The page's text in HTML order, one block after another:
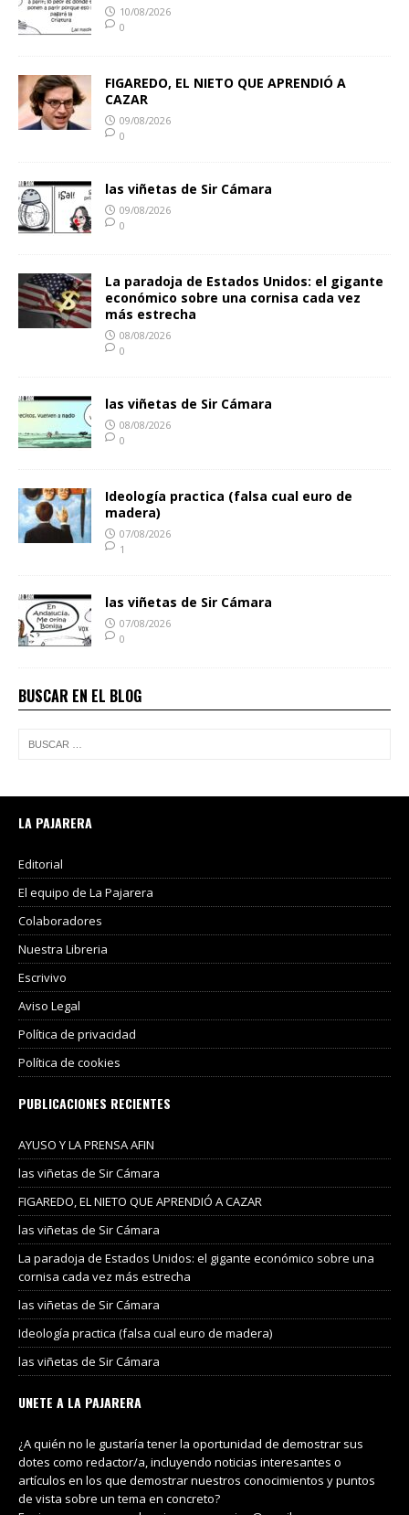
10/08/2026
0
FIGAREDO, EL NIETO QUE APRENDIÓ A
CAZAR
09/08/2026
0
las viñetas de Sir Cámara
09/08/2026
0
La paradoja de Estados Unidos: el gigante
económico sobre una cornisa cada vez
más estrecha
08/08/2026
0
las viñetas de Sir Cámara
08/08/2026
0
Ideología practica (falsa cual euro de
madera)
07/08/2026
1
las viñetas de Sir Cámara
07/08/2026
0
BUSCAR EN EL BLOG
LA PAJARERA
Editorial
El equipo de La Pajarera
Colaboradores
Nuestra Libreria
Escrivivo
Aviso Legal
Política de privacidad
Política de cookies
PUBLICACIONES RECIENTES
AYUSO Y LA PRENSA AFIN
las viñetas de Sir Cámara
FIGAREDO, EL NIETO QUE APRENDIÓ A CAZAR
las viñetas de Sir Cámara
La paradoja de Estados Unidos: el gigante económico sobre una
cornisa cada vez más estrecha
las viñetas de Sir Cámara
Ideología practica (falsa cual euro de madera)
las viñetas de Sir Cámara
UNETE A LA PAJARERA
¿A quién no le gustaría tener la oportunidad de demostrar sus
dotes como redactor/a, incluyendo noticias interesantes o
artículos en los que demostrar nuestros conocimientos y puntos
de vista sobre un tema en concreto?